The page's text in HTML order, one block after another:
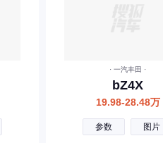
· 一汽丰田 ·
bZ4X
19.98-28.48万
参数 图片